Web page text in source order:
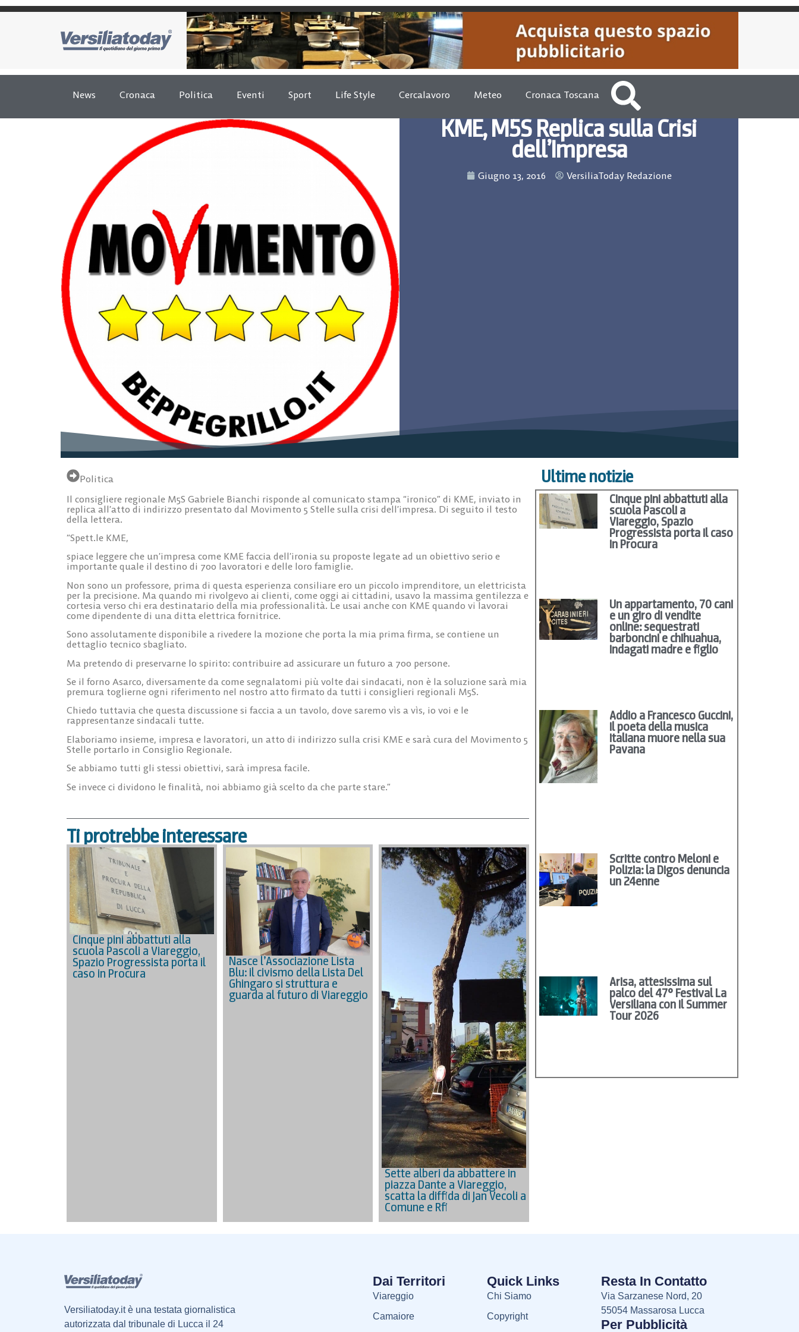
News Cronaca Politica Eventi Sport Life Style Cercalavoro Meteo Cronaca Toscana
KME, M5S Replica sulla Crisi
dell’Impresa
Giugno 13, 2016 VersiliaToday Redazione
Politica
Il consigliere regionale M5S Gabriele Bianchi risponde al comunicato stampa “ironico” di KME, inviato in
replica all’atto di indirizzo presentato dal Movimento 5 Stelle sulla crisi dell’impresa. Di seguito il testo
della lettera.
“Spett.le KME,
spiace leggere che un’impresa come KME faccia dell’ironia su proposte legate ad un obiettivo serio e
importante quale il destino di 700 lavoratori e delle loro famiglie.
Non sono un professore, prima di questa esperienza consiliare ero un piccolo imprenditore, un elettricista
per la precisione. Ma quando mi rivolgevo ai clienti, come oggi ai cittadini, usavo la massima gentilezza e
cortesia verso chi era destinatario della mia professionalità. Le usai anche con KME quando vi lavorai
come dipendente di una ditta elettrica fornitrice.
Sono assolutamente disponibile a rivedere la mozione che porta la mia prima firma, se contiene un
dettaglio tecnico sbagliato.
Ma pretendo di preservarne lo spirito: contribuire ad assicurare un futuro a 700 persone.
Se il forno Asarco, diversamente da come segnalatomi più volte dai sindacati, non è la soluzione sarà mia
premura toglierne ogni riferimento nel nostro atto firmato da tutti i consiglieri regionali M5S.
Chiedo tuttavia che questa discussione si faccia a un tavolo, dove saremo vìs a vìs, io voi e le
rappresentanze sindacali tutte.
Elaboriamo insieme, impresa e lavoratori, un atto di indirizzo sulla crisi KME e sarà cura del Movimento 5
Stelle portarlo in Consiglio Regionale.
Se abbiamo tutti gli stessi obiettivi, sarà impresa facile.
Se invece ci dividono le finalità, noi abbiamo già scelto da che parte stare.”
Ti protrebbe interessare
Cinque pini abbattuti alla
scuola Pascoli a Viareggio,
Spazio Progressista porta il
caso in Procura
Nasce l’Associazione Lista
Blu: il civismo della Lista Del
Ghingaro si struttura e
guarda al futuro di Viareggio
Sette alberi da abbattere in
piazza Dante a Viareggio,
scatta la diffida di Jan Vecoli a
Comune e Rfi
Ultime notizie
Cinque pini abbattuti alla
scuola Pascoli a
Viareggio, Spazio
Progressista porta il caso
in Procura
Un appartamento, 70 cani
e un giro di vendite
online: sequestrati
barboncini e chihuahua,
indagati madre e figlio
Addio a Francesco Guccini,
il poeta della musica
italiana muore nella sua
Pavana
Scritte contro Meloni e
Polizia: la Digos denuncia
un 24enne
Arisa, attesissima sul
palco del 47° Festival La
Versiliana con il Summer
Tour 2026
Versiliatoday.it è una testata giornalistica
autorizzata dal tribunale di Lucca il 24
Dai Territori
Viareggio
Camaiore
Quick Links
Chi Siamo
Copyright
Resta In Contatto
Via Sarzanese Nord, 20
55054 Massarosa Lucca
Per Pubblicità